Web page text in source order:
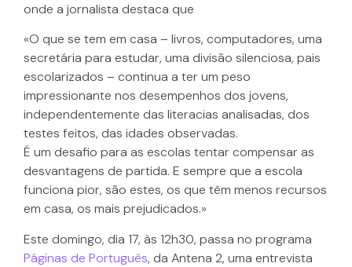
onde a jornalista destaca que
«O que se tem em casa – livros, computadores, uma
secretária para estudar, uma divisão silenciosa, pais
escolarizados – continua a ter um peso
impressionante nos desempenhos dos jovens,
independentemente das literacias analisadas, dos
testes feitos, das idades observadas.
É um desafio para as escolas tentar compensar as
desvantagens de partida. E sempre que a escola
funciona pior, são estes, os que têm menos recursos
em casa, os mais prejudicados.»
Este domingo, dia 17, às 12h30, passa no programa
Páginas de Português, da Antena 2, uma entrevista